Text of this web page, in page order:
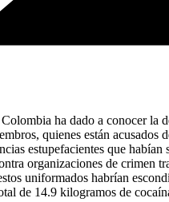
ha dado a conocer la
quienes están acusados
estupefacientes que habían
organizaciones de crimen
uniformados habrían
de 14.9 kilogramos de